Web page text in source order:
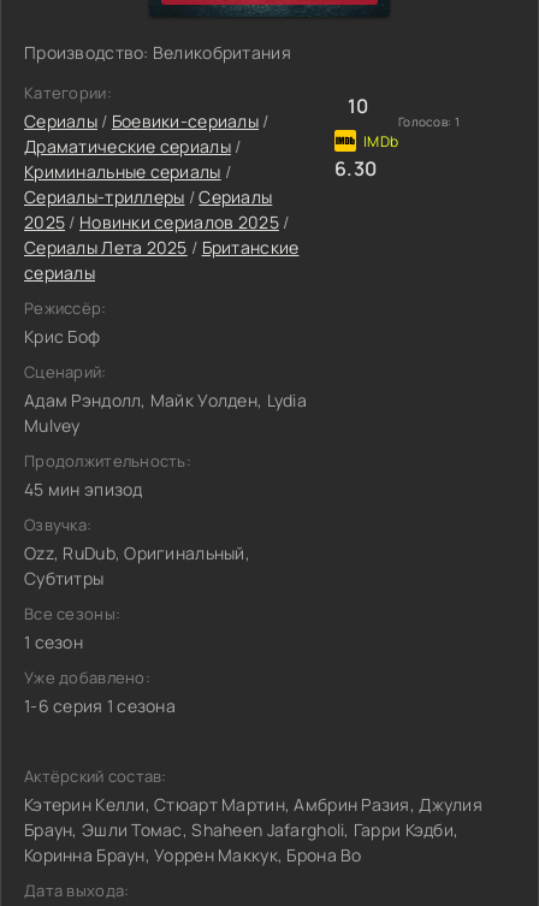
Производство: Великобритания
Категории:
Сериалы/ Боевики-сериалы /
Драматические сериалы/
Криминальные сериалы /
Сериалы-триллеры /Сериалы
2025 / Новинки сериалов 2025/
Сериалы Лета 2025 / Британские
сериалы
Режиссёр:
Крис Боф
Сценарий:
Адам Рэндолл, Майк Уолден, Lydia
Mulvey
Продолжительность:
45 мин эпизод
Озвучка:
Ozz, RuDub, Оригинальный,
Субтитры
Все сезоны:
1 сезон
Уже добавлено:
1-6 серия 1 сезона
10
Голосов: 1
6.30
Актёрский состав:
Кэтерин Келли, Стюарт Мартин, Амбрин Разия, Джулия
Браун, Эшли Томас, Shaheen Jafargholi, Гарри Кэдби,
Коринна Браун, Уоррен Маккук, Брона Во
Дата выхода: